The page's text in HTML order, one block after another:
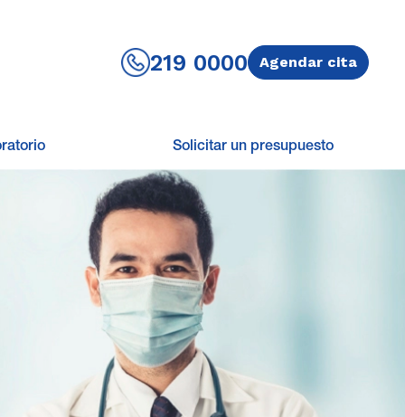
219 0000 Agendar cita
Solicitar un presupuesto